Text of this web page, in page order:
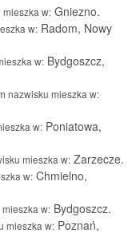
w: Gniezno.
w: Radom, Nowy
w: Bydgoszcz,
nazwisku mieszka w:
w: Poniatowa,
mieszka w: Zarzecze.
w: Chmielno,
w: Bydgoszcz.
mieszka w: Poznań,